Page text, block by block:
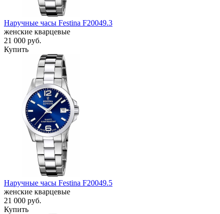
Наручные часы Festina F20049.3
женские кварцевые
21 000 руб.
Купить
Наручные часы Festina F20049.5
женские кварцевые
21 000 руб.
Купить